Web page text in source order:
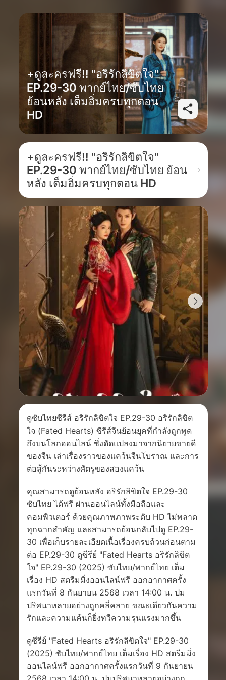
+ดูละครฟรี‼️ "อริรักลิขิตใจ"
EP.29-30 พากย์ไทย/ซับไทย
ย้อนหลัง เต็มอิ่มครบทุกตอน
HD
ดูซับไทยซีรีส์ อริรักลิขิตใจ EP.29-30 อริรักลิขิต
ใจ (Fated Hearts) ซีรีส์จีนย้อนยุคที่กำลังถูกพูด
ถึงบนโลกออนไลน์ ซึ่งดัดแปลงมาจากนิยายขายดี
ของจีน เล่าเรื่องราวของแคว้นจีนโบราณ และการ
ต่อสู้กันระหว่างศัตรูของสองแคว้น
คุณสามารถดูย้อนหลัง อริรักลิขิตใจ EP.29-30
ซับไทย ได้ฟรี ผ่านออนไลน์ทั้งมือถือและ
คอมพิวเตอร์ ด้วยคุณภาพภาพระดับ HD ไม่พลาด
ทุกฉากสำคัญ และสามารถย้อนกลับไปดู EP.29-
30 เพื่อเก็บรายละเอียดเนื้อเรื่องครบถ้วนก่อนตาม
ต่อ EP.29-30 ดูซีรีย์ "Fated Hearts อริรักลิขิต
ใจ" EP.29-30 (2025) ซับไทย/พากย์ไทย เต็ม
เรื่อง HD สตรีมมิ่งออนไลน์ฟรี ออกอากาศครั้ง
แรกวันที่ 8 กันยายน 2568 เวลา 14:00 น. ปม
ปริศนาหลายอย่างถูกคลี่คลาย ขณะเดียวกันความ
รักและความแค้นก็ยิ่งทวีความรุนแรงมากขึ้น
ดูซีรีย์ "Fated Hearts อริรักลิขิตใจ" EP.29-30
(2025) ซับไทย/พากย์ไทย เต็มเรื่อง HD สตรีมมิ่ง
ออนไลน์ฟรี ออกอากาศครั้งแรกวันที่ 9 กันยายน
+ดูละครฟรี‼️ "อริรักลิขิตใจ"
EP.29-30 พากย์ไทย/ซับไทย ย้อน
หลัง เต็มอิ่มครบทุกตอน HD